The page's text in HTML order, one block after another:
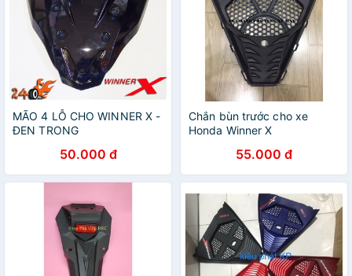
MÃO 4 LỖ CHO WINNER X -
ĐEN TRONG
50.000 đ
Chắn bùn trước cho xe
Honda Winner X
55.000 đ